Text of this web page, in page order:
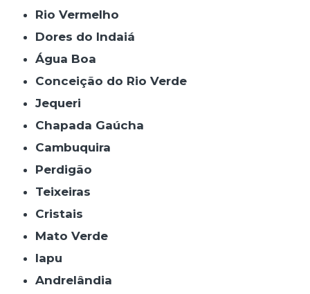
Rio Vermelho
Dores do Indaiá
Água Boa
Conceição do Rio Verde
Jequeri
Chapada Gaúcha
Cambuquira
Perdigão
Teixeiras
Cristais
Mato Verde
Iapu
Andrelândia